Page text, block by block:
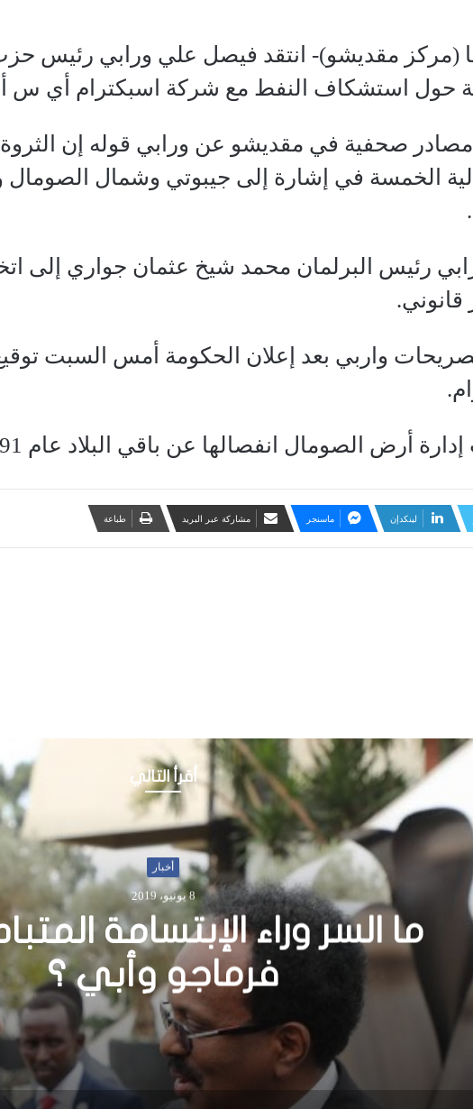
(مركز مقديشو)- انتقد فيصل علي ورابي رئيس
حول استشكاف النفط مع شركة اسبكترام أي س
صحفية في مقديشو عن ورابي قوله إن الثروة
الخمسة في إشارة إلى جيبوتي وشمال
رئيس البرلمان محمد شيخ عثمان جواري إلى
قانوني.
واربي بعد إعلان الحكومة أمس السبت
أرض الصومال انفصالها عن باقي البلاد عام 1991، إلا أنها لم تنل اعترافا حتى الآن.
لينكدإن ماسنجر مشاركة عبر البريد طباعة
أقرأ التالي
حركة الشباب
الانتحاري